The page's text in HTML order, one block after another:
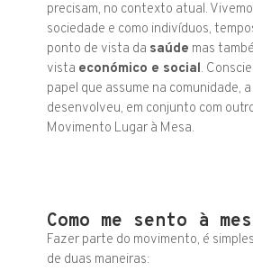
precisam, no contexto atual.
sociedade e como indivíduos,
ponto de vista da saúde mas
vista económico e social.
papel que assume na comunidade,
desenvolveu, em conjunto com
Movimento Lugar à Mesa.
Como me sento à
Fazer parte do movimento, é
de duas maneiras: